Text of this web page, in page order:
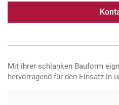
Mit ihrer schlanken Bauform
hervorragend für den Einsatz in